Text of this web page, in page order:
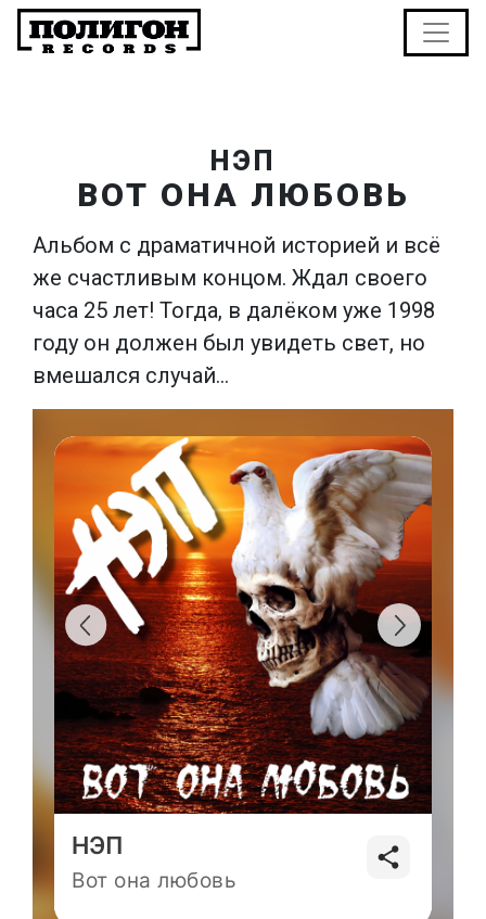
НЭП
ВОТ ОНА ЛЮБОВЬ
Альбом с драматичной историей и всё
же счастливым концом. Ждал своего
часа 25 лет! Тогда, в далёком уже 1998
году он должен был увидеть свет, но
вмешался случай…